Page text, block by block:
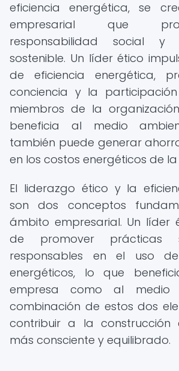
eficiencia energética, se
empresarial que
responsabilidad social y
sostenible. Un líder ético
de eficiencia energética,
conciencia y la
miembros de la
beneficia al medio
también puede generar
en los costos energéticos de
El liderazgo ético y la
son dos conceptos
ámbito empresarial. Un líder
de promover prácticas
responsables en el uso
energéticos, lo que
empresa como al medio
combinación de estos dos
contribuir a la construcción
más consciente y equilibrado.